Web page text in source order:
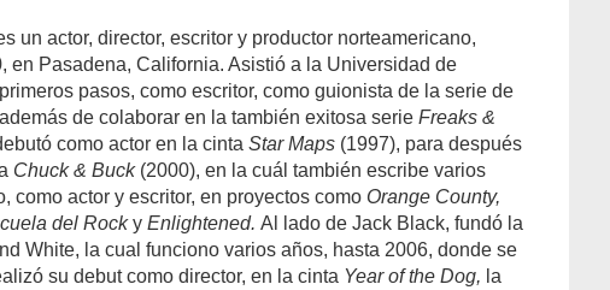
un actor, director, escritor y productor norteamericano,
en Pasadena, California. Asistió a la Universidad de
pasos, como escritor, como guionista de la serie de
además de colaborar en la también exitosa serie Freaks &
como actor en la cinta Star Maps (1997), para después
Chuck & Buck(2000), en la cuál también escribe varios
como actor y escritor, en proyectos como Orange County,
del Rocky Enlightened. Al lado de Jack Black, fundó la
White, la cual funciono varios años, hasta 2006, donde se
su debut como director, en la cinta Year of the Dog, la